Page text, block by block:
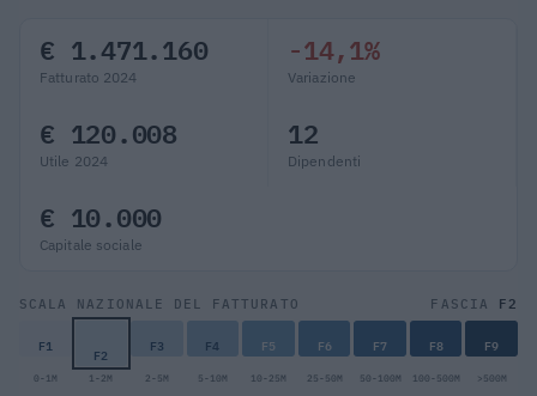
€ 1.471.160
Fatturato 2024
-14,1%
Variazione
€ 120.008
Utile 2024
12
Dipendenti
€ 10.000
Capitale sociale
SCALA NAZIONALE DEL FATTURATO FASCIA F2
F1 F2 F3 F4 F5 F6 F7 F8 F9
0-1M 1-2M 2-5M 5-10M 10-25M 25-50M 50-100M 100-500M >500M